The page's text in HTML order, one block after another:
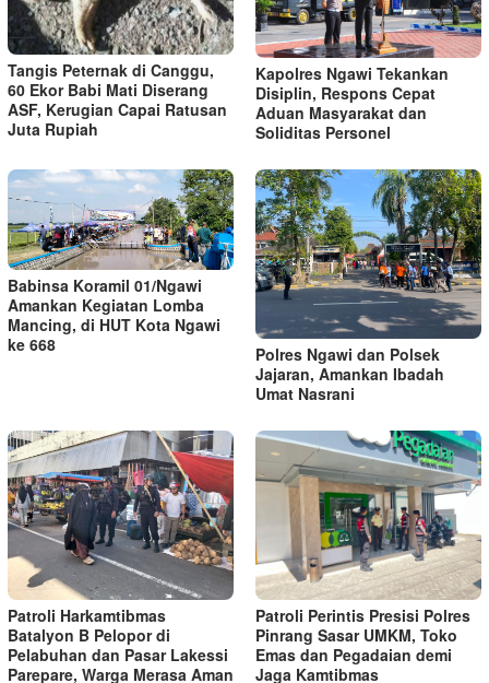
Tangis Peternak di Canggu,
60 Ekor Babi Mati Diserang
ASF, Kerugian Capai Ratusan
Juta Rupiah
Kapolres Ngawi Tekankan
Disiplin, Respons Cepat
Aduan Masyarakat dan
Soliditas Personel
Babinsa Koramil 01/Ngawi
Amankan Kegiatan Lomba
Mancing, di HUT Kota Ngawi
ke 668
Polres Ngawi dan Polsek
Jajaran, Amankan Ibadah
Umat Nasrani
Patroli Harkamtibmas
Batalyon B Pelopor di
Pelabuhan dan Pasar Lakessi
Parepare, Warga Merasa Aman
Patroli Perintis Presisi Polres
Pinrang Sasar UMKM, Toko
Emas dan Pegadaian demi
Jaga Kamtibmas